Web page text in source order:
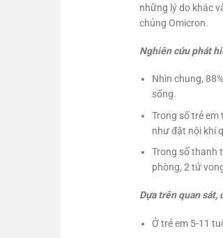
những lý do khác
chủng Omicron.
Nghiên cứu phát
Nhìn chung,
sống.
Trong số trẻ em
như đặt nội khí
Trong số thanh
phòng, 2 tử
Dựa trên quan sát,
Ở trẻ em 5-11